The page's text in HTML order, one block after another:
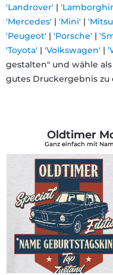
Lieferung
30 Tage
Umtauschrecht
Häufige
Fragen
'Landrover' |
'Mercedes' | 'Mini' |
'Peugeot' | 'Porsche' |
'Toyota' | 'Volkswagen' |
gestalten" und wähle
gutes Druckergebnis zu
Oldtimer
Ganz einfach mit